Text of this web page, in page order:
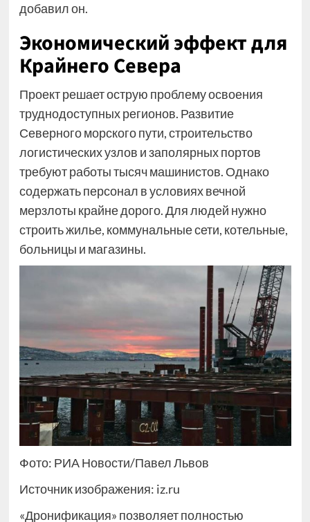
добавил он.
Экономический эффект для
Крайнего Севера
Проект решает острую проблему освоения
труднодоступных регионов. Развитие
Северного морского пути, строительство
логистических узлов и заполярных портов
требуют работы тысяч машинистов. Однако
содержать персонал в условиях вечной
мерзлоты крайне дорого. Для людей нужно
строить жилье, коммунальные сети, котельные,
больницы и магазины.
Фото: РИА Новости/Павел Львов
Источник изображения: iz.ru
«Дронификация» позволяет полностью